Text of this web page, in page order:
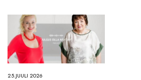
25.JUULI 2026